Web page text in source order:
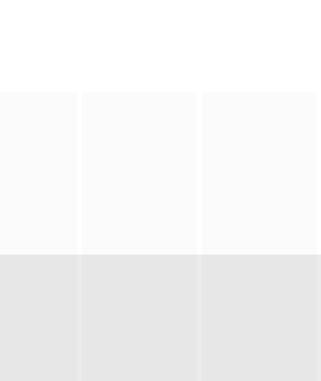
采用 “积案牵
们不知，对方正是自己苦寻多年的患难“兄弟”。富商
借私生女桑落的身份入住程家。她步步为营，周旋在各怀
夏忽然对他说：“江逾白，我喜欢你，哲学和生物学意义上